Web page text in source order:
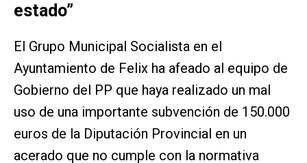
estado”
El Grupo Municipal Socialista en el
Ayuntamiento de Felix ha afeado al equipo de
Gobierno del PP que haya realizado un mal
uso de una importante subvención de 150.000
euros de la Diputación Provincial en un
acerado que no cumple con la normativa